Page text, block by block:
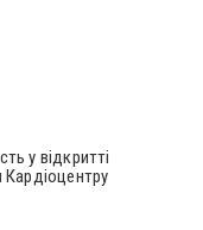
у відкритті
Кардіоцентру